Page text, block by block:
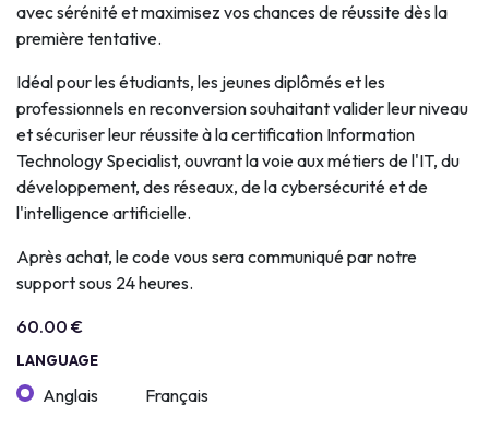
avec sérénité et maximisez vos chances de réussite dès la
première tentative.
Idéal pour les étudiants, les jeunes diplômés et les
professionnels en reconversion souhaitant valider leur niveau
et sécuriser leur réussite à la certification Information
Technology Specialist, ouvrant la voie aux métiers de l'IT, du
développement, des réseaux, de la cybersécurité et de
l'intelligence artificielle.
Après achat, le code vous sera communiqué par notre
support sous 24 heures.
60.00 €
LANGUAGE
Anglais Français